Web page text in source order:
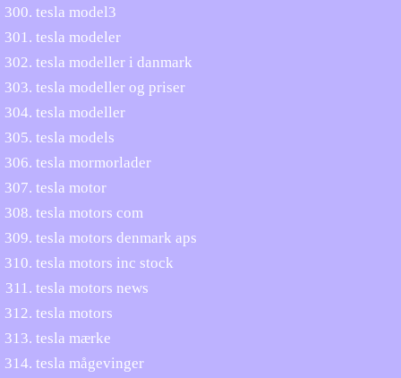
tesla model3
tesla modeler
tesla modeller i danmark
tesla modeller og priser
tesla modeller
tesla models
tesla mormorlader
tesla motor
tesla motors com
tesla motors denmark aps
tesla motors inc stock
tesla motors news
tesla motors
tesla mærke
tesla mågevinger